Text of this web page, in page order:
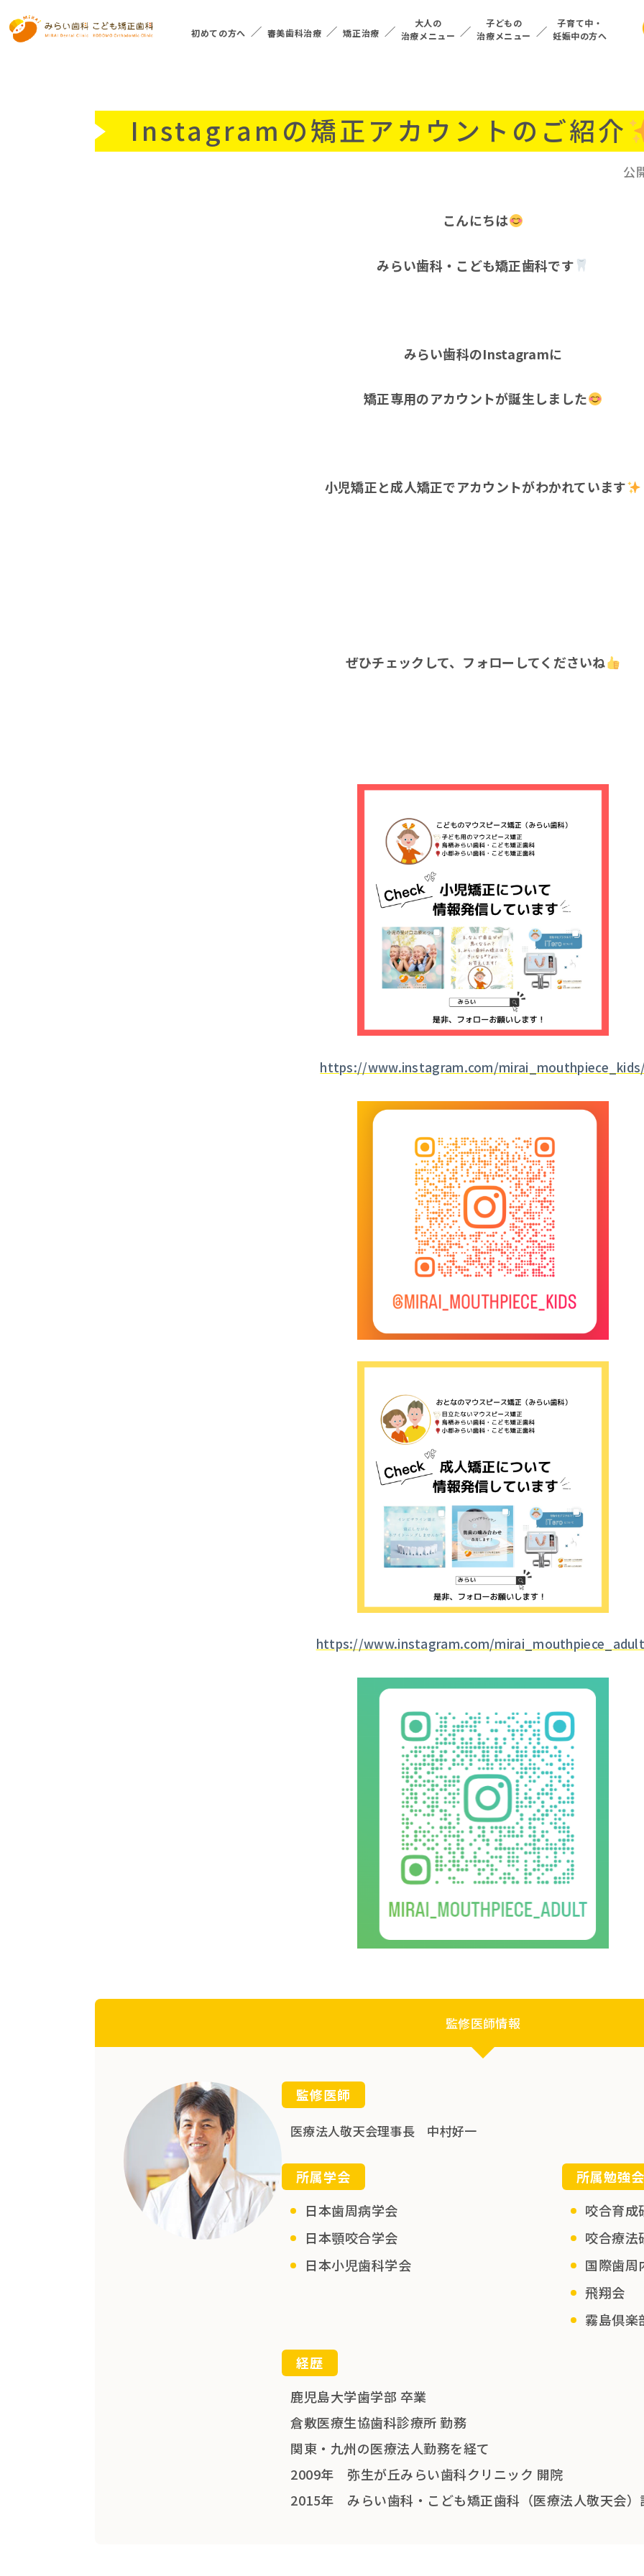
初めての方へ 審美歯科治療 矯正治療
大人の
治療メニュー
子どもの
治療メニュー
子育て中・
妊娠中の方へ
Instagramの矯正アカウントのご紹介
公
こんにちは
みらい歯科・こども矯正歯科です
みらい歯科のInstagramに
矯正専用のアカウントが誕生しました
小児矯正と成人矯正でアカウントがわかれています
ぜひチェックして、フォローしてくださいね
https://www.instagram.com/
https://www.instagram.com/
監修医師情報
監修医師
医療法人敬天会理事長 中村好一
所属学会
日本歯周病学会
日本顎咬合学会
日本小児歯科学会
所属勉強
咬合育成
咬合療法
国際歯周
飛翔会
霧島倶楽
経歴
鹿児島大学歯学部 卒業
倉敷医療生協歯科診療所 勤務
関東・九州の医療法人勤務を経て
2009年 弥生が丘みらい歯科クリニック 開院
2015年 みらい歯科・こども矯正歯科（医療法人敬天会）